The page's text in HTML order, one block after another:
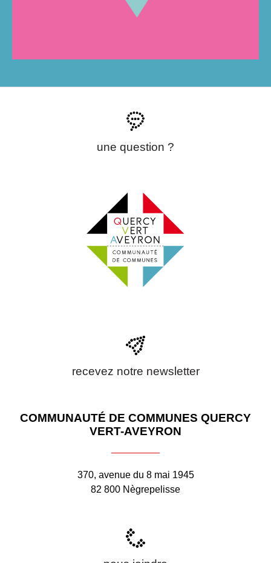
une question ?
recevez notre newsletter
COMMUNAUTÉ DE COMMUNES QUERCY
VERT-AVEYRON
370, avenue du 8 mai 1945
82 800 Nègrepelisse